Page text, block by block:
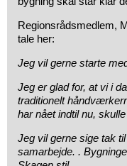
Regionsrådsmedlem,
tale her:
Jeg vil gerne starte
Jeg er glad for, at vi i
traditionelt
har nået indtil nu,
Jeg vil gerne sige tak
samarbejde. .